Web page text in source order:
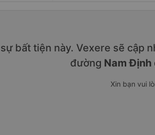
bất tiện này. Vexere sẽ cập
đường Nam Định
Xin bạn vui